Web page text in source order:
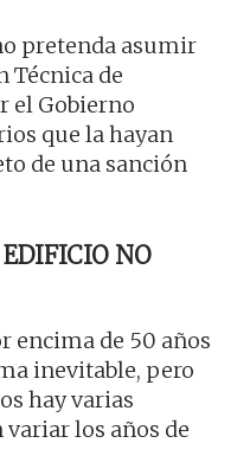
pretenda asumir
Técnica de
el Gobierno
que la hayan
de una sanción
NO
encima de 50 años
inevitable, pero
hay varias
los años de